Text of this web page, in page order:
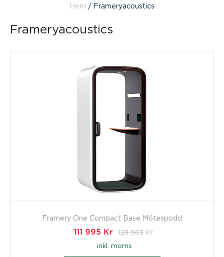
Hem / Frameryacoustics
Frameryacoustics
Framery One Compact Base Mötespodd
111 995 Kr 123 563 Kr
inkl. moms